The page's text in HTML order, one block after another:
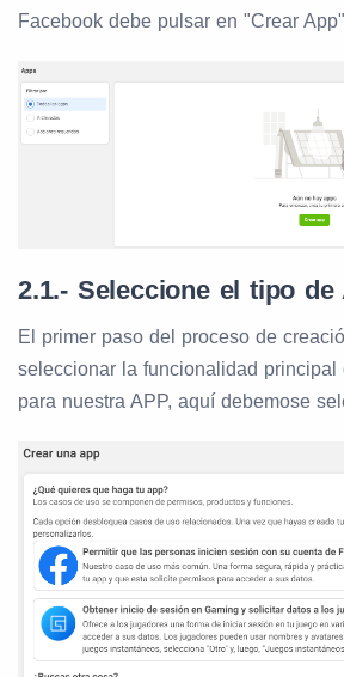
Facebook debe pulsar en "Crear App"
2.1.- Seleccione el tipo
El primer paso del proceso de
seleccionar la funcionalidad principal
para nuestra APP, aquí debemose